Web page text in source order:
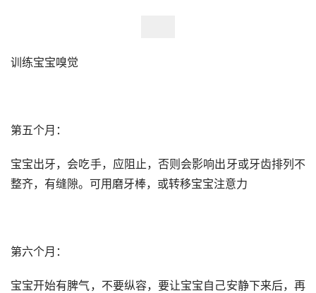
训练宝宝嗅觉
第五个月：
宝宝出牙，会吃手，应阻止，否则会影响出牙或牙齿排列不
整齐，有缝隙。可用磨牙棒，或转移宝宝注意力
第六个月：
宝宝开始有脾气，不要纵容，要让宝宝自己安静下来后，再